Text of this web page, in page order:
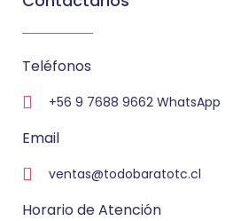
Teléfonos
+56 9 7688 9662 WhatsApp
Email
ventas@todobaratotc.cl
Horario de Atención